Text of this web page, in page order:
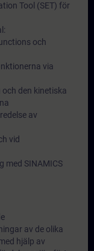
Tool (SET) för
och
via
den kinetiska
av
vid
med SINAMICS
av de olika
hjälp av